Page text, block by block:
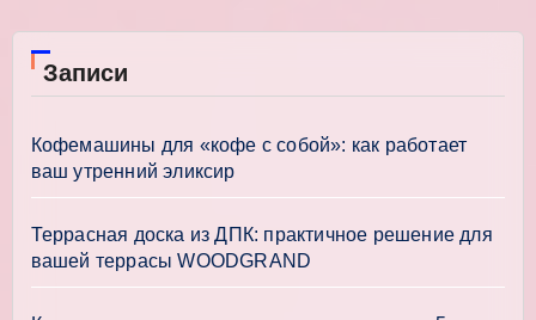
Записи
Кофемашины для «кофе с собой»: как работает
ваш утренний эликсир
Террасная доска из ДПК: практичное решение для
вашей террасы WOODGRAND